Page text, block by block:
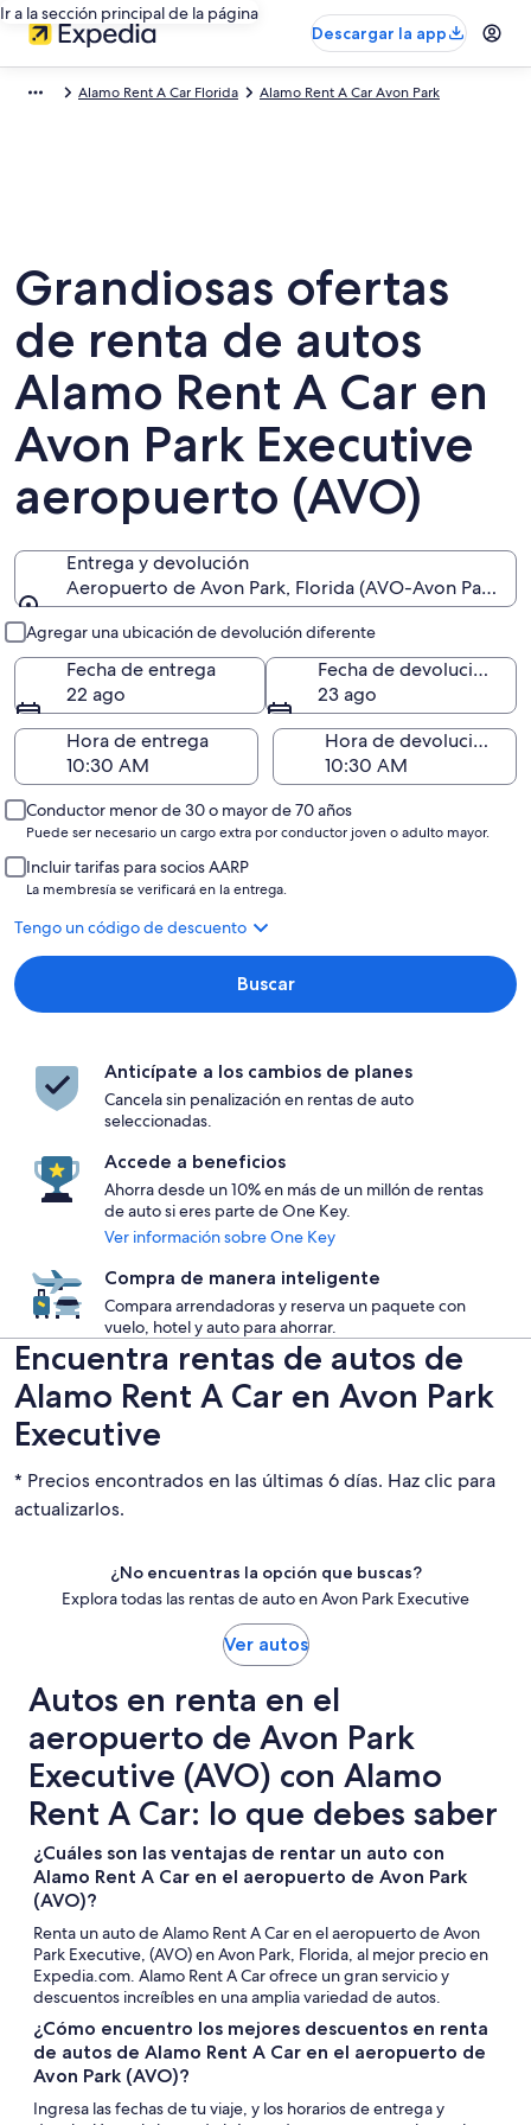
Ir a la sección principal de la página
Descargar la app
Alamo Rent A Car Florida Alamo Rent A Car Avon Park
Grandiosas ofertas
de renta de autos
Alamo Rent A Car en
Avon Park Executive
aeropuerto (AVO)
Entrega y devolución
Aeropuerto de Avon Park, Florida (AVO-Avon Park
Agregar una ubicación de devolución diferente
Fecha de entrega
22 ago
Fecha de devolución
23 ago
Hora de entrega
Hora de devolución
Conductor menor de 30 o mayor de 70 años
Puede ser necesario un cargo extra por conductor joven o adulto mayor.
Incluir tarifas para socios AARP
La membresía se verificará en la entrega.
Tengo un código de descuento
Buscar
Anticípate a los cambios de planes
Cancela sin penalización en rentas de auto
seleccionadas.
Accede a beneficios
Ahorra desde un 10% en más de un millón de rentas
de auto si eres parte de One Key.
Ver información sobre One Key
Compra de manera inteligente
Compara arrendadoras y reserva un paquete con
vuelo, hotel y auto para ahorrar.
Encuentra rentas de autos de
Alamo Rent A Car en Avon Park
Executive
* Precios encontrados en las últimas 6 días. Haz clic para
actualizarlos.
¿No encuentras la opción que buscas?
Explora todas las rentas de auto en Avon Park Executive
Ver autos
Autos en renta en el
aeropuerto de Avon Park
Executive (AVO) con Alamo
Rent A Car: lo que debes saber
¿Cuáles son las ventajas de rentar un auto con
Alamo Rent A Car en el aeropuerto de Avon Park
(AVO)?
Renta un auto de Alamo Rent A Car en el aeropuerto de Avon
Park Executive, (AVO) en Avon Park, Florida, al mejor precio en
Expedia.com. Alamo Rent A Car ofrece un gran servicio y
descuentos increíbles en una amplia variedad de autos.
¿Cómo encuentro los mejores descuentos en renta
de autos de Alamo Rent A Car en el aeropuerto de
Avon Park (AVO)?
Ingresa las fechas de tu viaje, y los horarios de entrega y